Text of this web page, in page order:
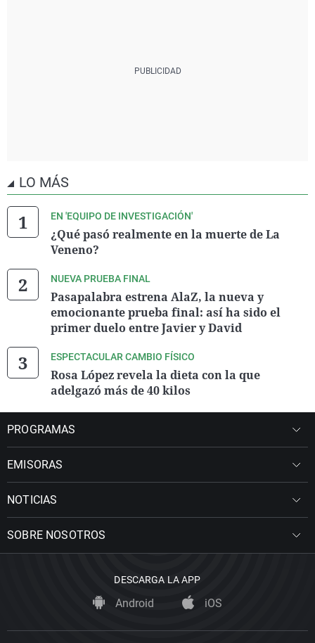
LO MÁS
EN 'EQUIPO DE INVESTIGACIÓN'
¿Qué pasó realmente en la muerte de La
Veneno?
NUEVA PRUEBA FINAL
Pasapalabra estrena AlaZ, la nueva y
emocionante prueba final: así ha sido el
primer duelo entre Javier y David
ESPECTACULAR CAMBIO FÍSICO
Rosa López revela la dieta con la que
adelgazó más de 40 kilos
PROGRAMAS
EMISORAS
NOTICIAS
SOBRE NOSOTROS
DESCARGA LA APP
Android iOS